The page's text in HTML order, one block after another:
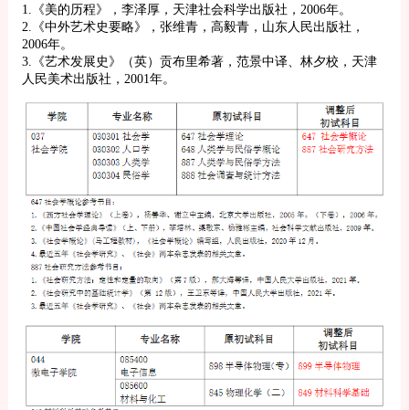
1.《美的历程》，李泽厚，天津社会科学出版社，2006年。
2.《中外艺术史要略》，张维青，高毅青，山东人民出版社，
2006年。
3.《艺术发展史》（英）贡布里希著，范景中译、林夕校，天津
人民美术出版社，2001年。